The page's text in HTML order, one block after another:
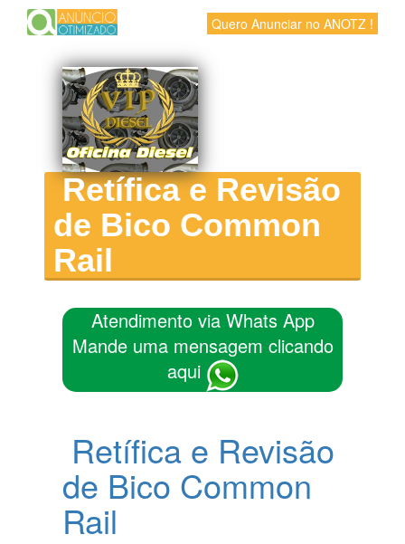
Quero Anunciar no ANOTZ !
Retífica e Revisão
de Bico Common
Rail
Atendimento via Whats App
Mande uma mensagem clicando
aqui
Retífica e Revisão
de Bico Common
Rail